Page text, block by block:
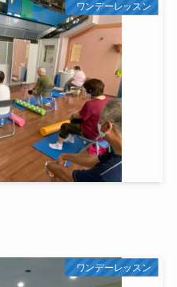
ワンデーレッスン
ワンデーレッスン